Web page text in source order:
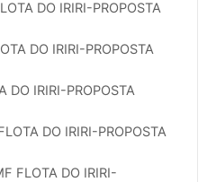
DO IRIRI-PROPOSTA
DO IRIRI-PROPOSTA
DO IRIRI-PROPOSTA
DO IRIRI-PROPOSTA
FLOTA DO IRIRI-